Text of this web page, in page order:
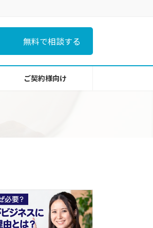
無料で相談する
ご契約様向け